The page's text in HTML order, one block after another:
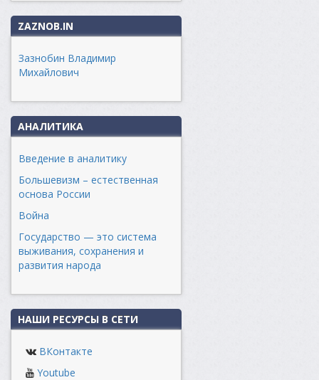
ZAZNOB.IN
Зазнобин Владимир
Михайлович
АНАЛИТИКА
Введение в аналитику
Большевизм – естественная
основа России
Война
Государство — это система
выживания, сохранения и
развития народа
НАШИ РЕСУРСЫ В СЕТИ
ВКонтакте
Youtube